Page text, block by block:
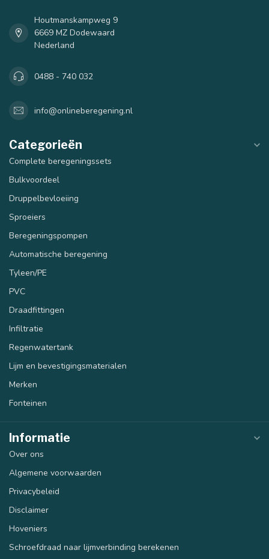
Houtmanskampweg 9
6669 MZ Dodewaard
Nederland
0488 - 740 032
info@onlineberegening.nl
Categorieën
Complete beregeningssets
Bulkvoordeel
Druppelbevloeiing
Sproeiers
Beregeningspompen
Automatische beregening
Tyleen/PE
PVC
Draadfittingen
Infiltratie
Regenwatertank
Lijm en bevestigingsmaterialen
Merken
Fonteinen
Informatie
Over ons
Algemene voorwaarden
Privacybeleid
Disclaimer
Hoveniers
Schroefdraad naar lijmverbinding berekenen